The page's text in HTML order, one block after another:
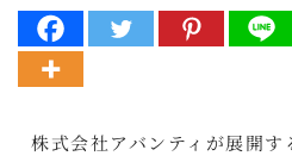
株式会社アバンティが展開す